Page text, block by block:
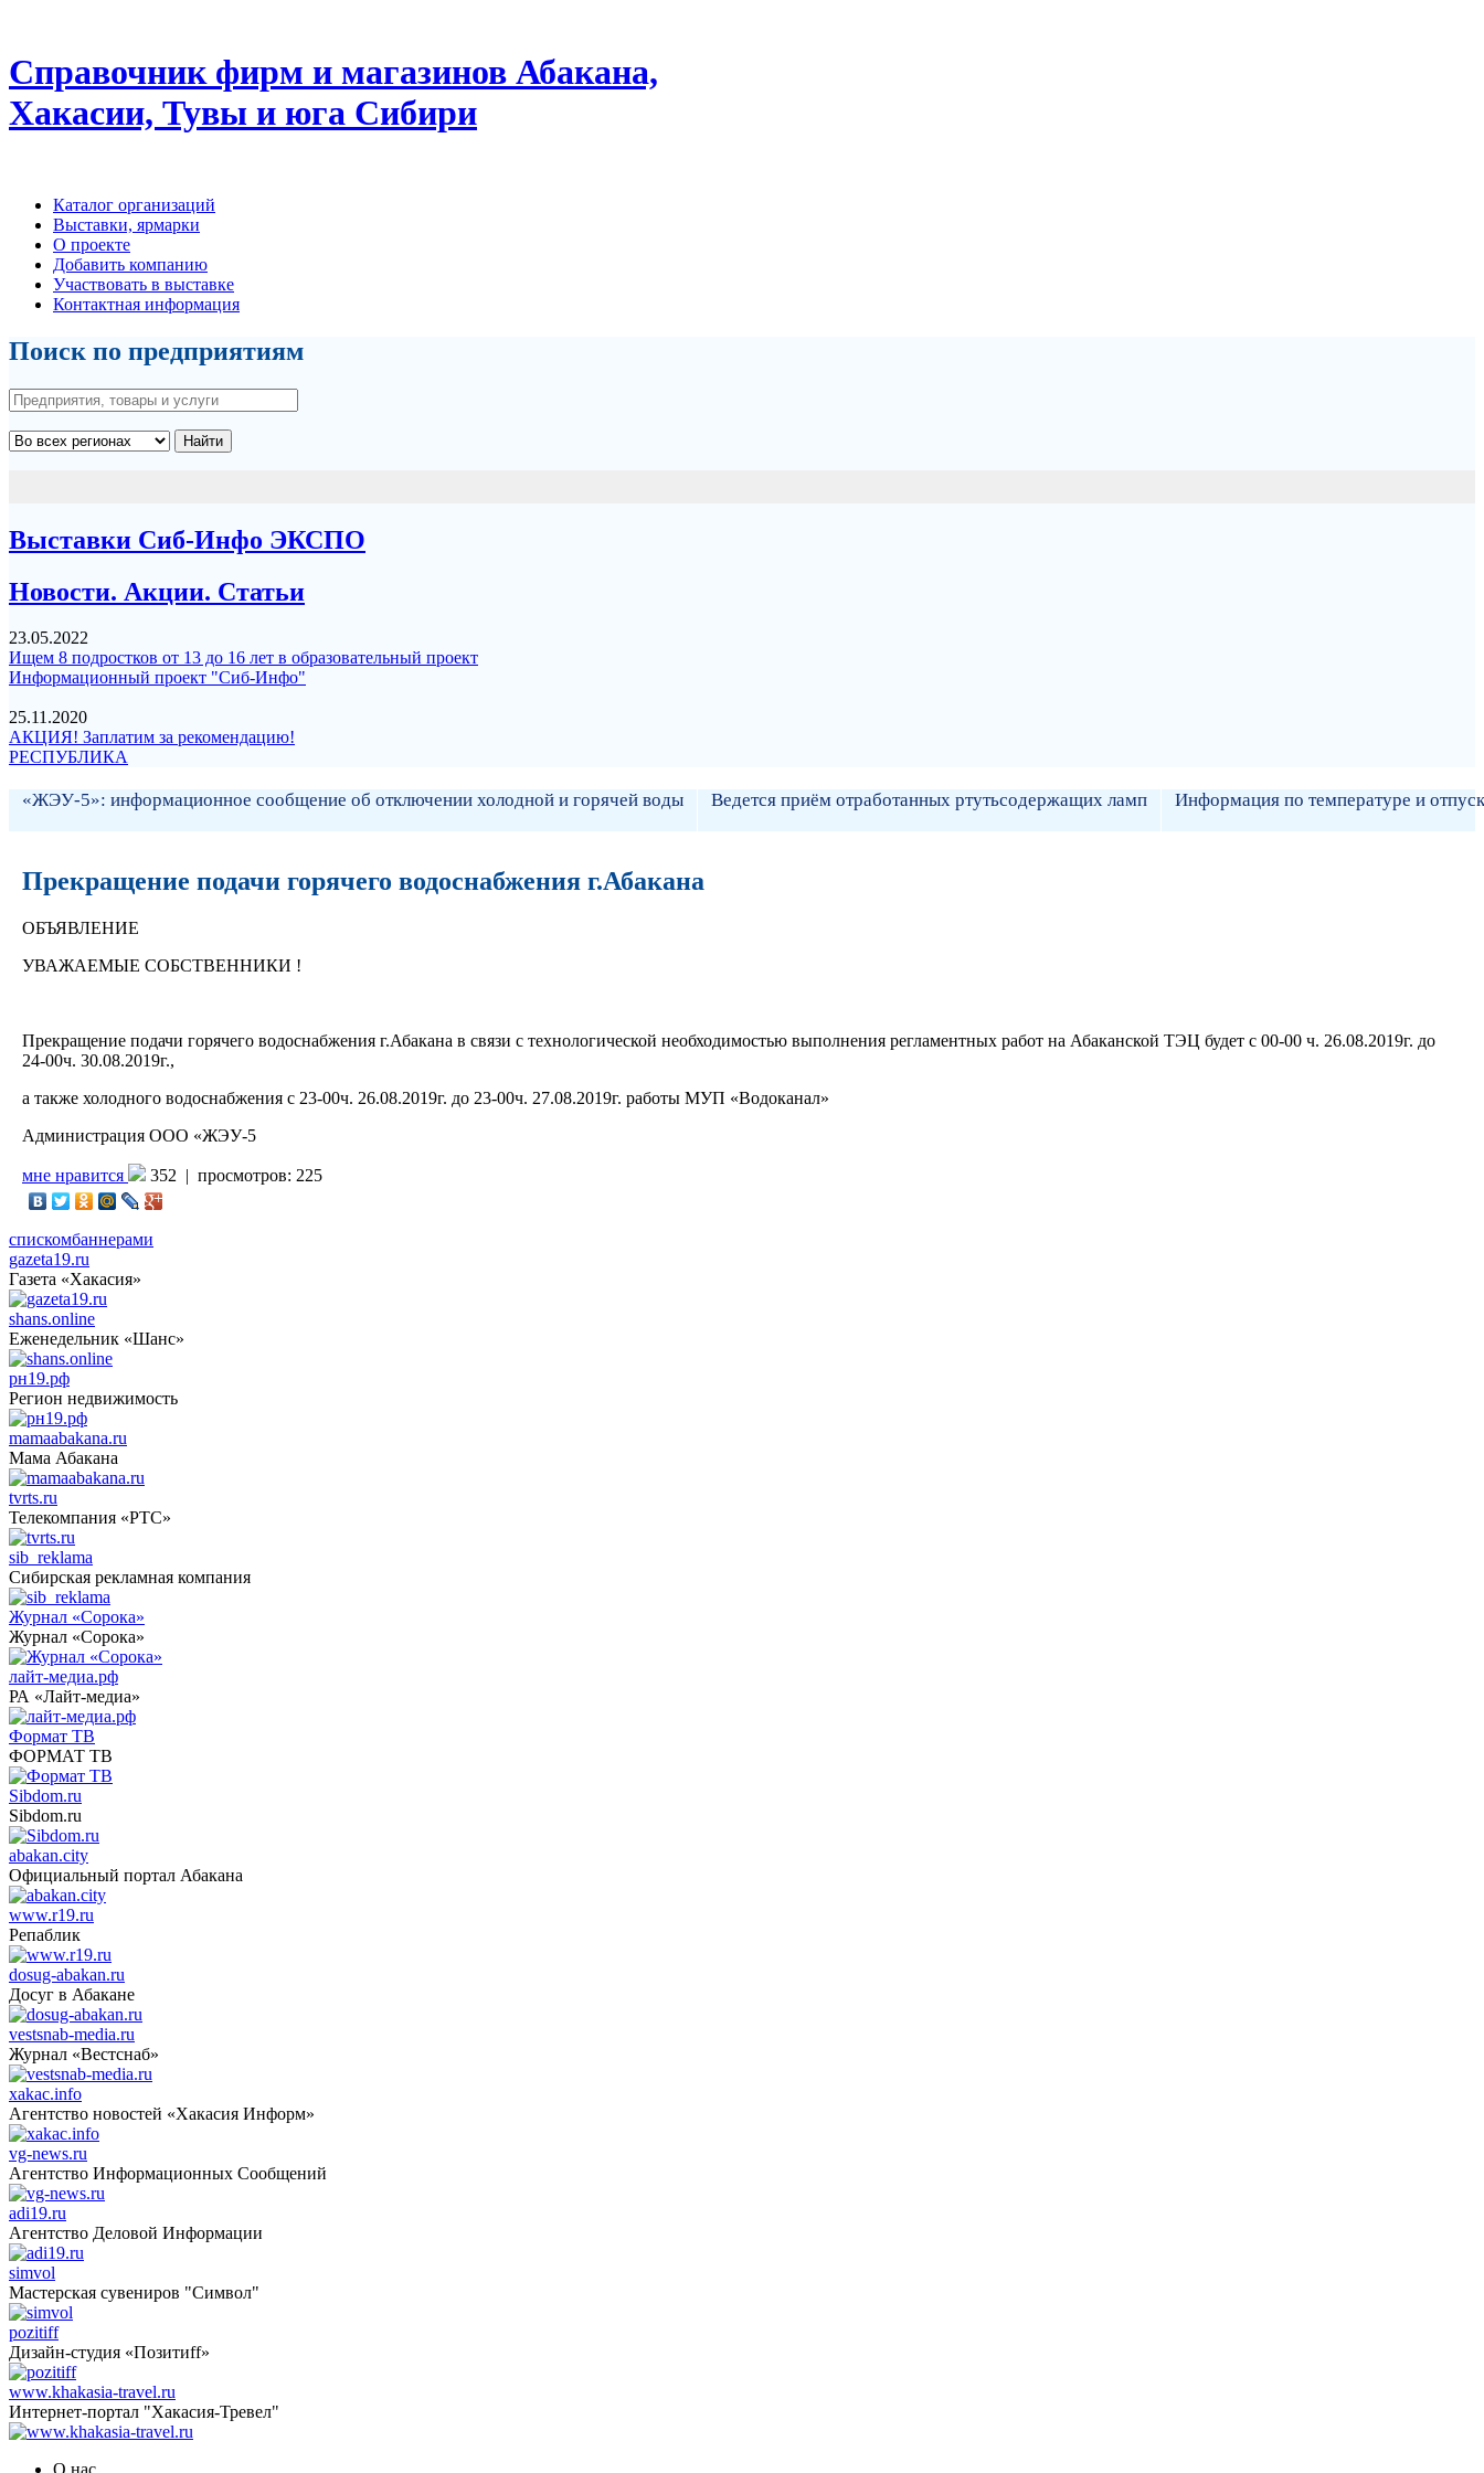
Справочник фирм и магазинов Абакана,
Хакасии, Тувы и юга Сибири
Каталог организаций
Выставки, ярмарки
О проекте
Добавить компанию
Участвовать в выставке
Контактная информация
Поиск по предприятиям
Найти
Выставки Сиб-Инфо ЭКСПО
Новости. Акции. Статьи
23.05.2022
Ищем 8 подростков от 13 до 16 лет в образовательный проект
Информационный проект "Сиб-Инфо"
25.11.2020
АКЦИЯ! Заплатим за рекомендацию!
РЕСПУБЛИКА
«ЖЭУ-5»: информационное сообщение об отключении холодной и горячей воды Ведется приём отработанных ртутьсодержащих ламп Информация по температуре и
Прекращение подачи горячего водоснабжения г.Абакана
ОБЪЯВЛЕНИЕ
УВАЖАЕМЫЕ СОБСТВЕННИКИ !
Прекращение подачи горячего водоснабжения г.Абакана в связи с технологической необходимостью выполнения регламентных работ на Абаканской ТЭЦ будет с 00-00 ч. 26.08.2019г. до
24-00ч. 30.08.2019г.,
а также холодного водоснабжения с 23-00ч. 26.08.2019г. до 23-00ч. 27.08.2019г. работы МУП «Водоканал»
Администрация ООО «ЖЭУ-5
мне нравится 352 | просмотров: 225
спискомбаннерами
gazeta19.ru
Газета «Хакасия»
shans.online
Еженедельник «Шанс»
рн19.рф
Регион недвижимость
mamaabakana.ru
Мама Абакана
tvrts.ru
Телекомпания «РТС»
sib_reklama
Сибирская рекламная компания
Журнал «Сорока»
Журнал «Сорока»
лайт-медиа.рф
РА «Лайт-медиа»
Формат ТВ
ФОРМАТ ТВ
Sibdom.ru
Sibdom.ru
abakan.city
Официальный портал Абакана
www.r19.ru
Репаблик
dosug-abakan.ru
Досуг в Абакане
vestsnab-media.ru
Журнал «Вестснаб»
xakac.info
Агентство новостей «Хакасия Информ»
vg-news.ru
Агентство Информационных Сообщений
adi19.ru
Агентство Деловой Информации
simvol
Мастерская сувениров "Символ"
pozitiff
Дизайн-студия «Позитиff»
www.khakasia-travel.ru
Интернет-портал "Хакасия-Тревел"